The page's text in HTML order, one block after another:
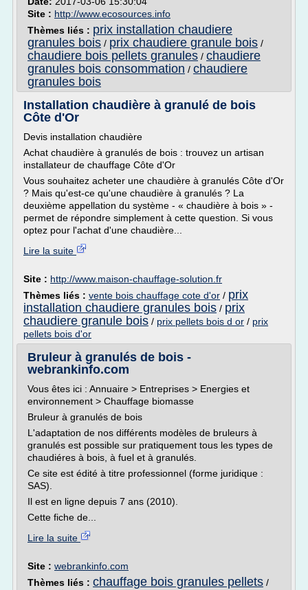
Site : http://www.ecosources.info
Thèmes liés : prix installation chaudiere
granules bois / prix chaudiere granule bois /
chaudiere bois pellets granules / chaudiere
granules bois consommation / chaudiere
granules bois
Installation chaudière à granulé de bois
Côte d'Or
Devis installation chaudière
Achat chaudière à granulés de bois : trouvez un artisan
installateur de chauffage Côte d'Or
Vous souhaitez acheter une chaudière à granulés Côte d'Or
? Mais qu'est-ce qu'une chaudière à granulés ? La
deuxième appellation du système - « chaudière à bois » -
permet de répondre simplement à cette question. Si vous
optez pour l'achat d'une chaudière...
Lire la suite
Site : http://www.maison-chauffage-solution.fr
Thèmes liés : vente bois chauffage cote d'or / prix
installation chaudiere granules bois / prix
chaudiere granule bois / prix pellets bois d or / prix
pellets bois d'or
Bruleur à granulés de bois -
webrankinfo.com
Vous êtes ici : Annuaire > Entreprises > Energies et
environnement > Chauffage biomasse
Bruleur à granulés de bois
L'adaptation de nos différents modèles de bruleurs à
granulés est possible sur pratiquement tous les types de
chaudiéres à bois, à fuel et à granulés.
Ce site est édité à titre professionnel (forme juridique :
SAS).
Il est en ligne depuis 7 ans (2010).
Cette fiche de...
Lire la suite
Site : webrankinfo.com
Thèmes liés : chauffage bois granules pellets /